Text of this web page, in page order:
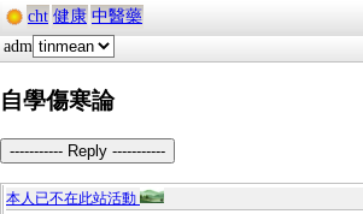
cht 健康 中醫藥
adm
自學傷寒論
----------- Reply -----------
本人已不在此站活動